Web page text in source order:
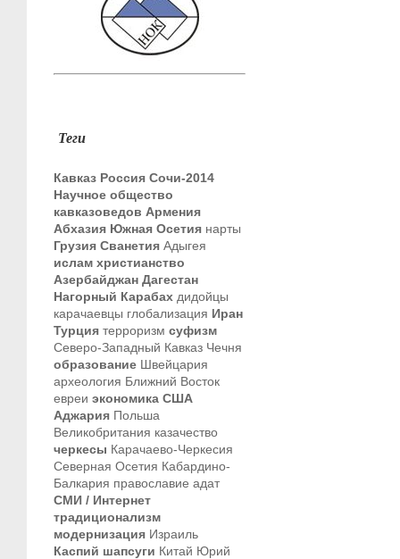
Теги
Кавказ Россия Сочи-2014
Научное общество
кавказоведов Армения
Абхазия Южная Осетия нарты
Грузия Сванетия Адыгея
ислам христианство
Азербайджан Дагестан
Нагорный Карабах дидойцы
карачаевцы глобализация Иран
Турция терроризм суфизм
Северо-Западный Кавказ Чечня
образование Швейцария
археология Ближний Восток
евреи экономика США
Аджария Польша
Великобритания казачество
черкесы Карачаево-Черкесия
Северная Осетия Кабардино-
Балкария православие адат
СМИ / Интернет
традиционализм
модернизация Израиль
Каспий шапсуги Китай Юрий